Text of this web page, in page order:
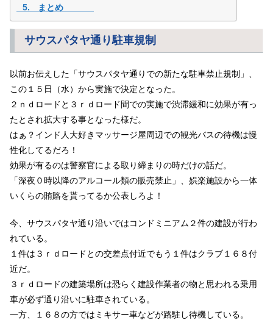
まとめ
サウスパタヤ通り駐車規制
以前お伝えした「サウスパタヤ通りでの新たな駐車禁止規制」、
この１５日（水）から実施で決定となった。
２ｎｄロードと３ｒｄロード間での実施で渋滞緩和に効果が有っ
たとされ拡大する事となった様だ。
はぁ？インド人大好きマッサージ屋周辺での観光バスの待機は慢
性化してるだろ！
効果が有るのは警察官による取り締まりの時だけの話だ。
「深夜０時以降のアルコール類の販売禁止」、娯楽施設から一体
いくらの賄賂を貰ってるか公表しろよ！
今、サウスパタヤ通り沿いではコンドミニアム２件の建設が行わ
れている。
１件は３ｒｄロードとの交差点付近でもう１件はクラブ１６８付
近だ。
３ｒｄロードの建築場所は恐らく建設作業者の物と思われる乗用
車が必ず通り沿いに駐車されている。
一方、１６８の方ではミキサー車などが路駐し待機している。